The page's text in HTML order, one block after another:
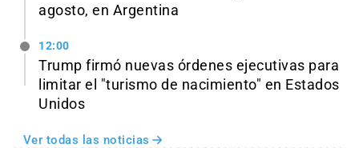
agosto, en Argentina
12:00
Trump firmó nuevas órdenes ejecutivas para
limitar el "turismo de nacimiento" en Estados
Unidos
Ver todas las noticias